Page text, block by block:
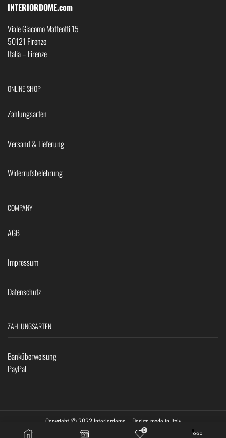
INTERIORDOME.com
Viale Giacomo Matteotti 15
50121 Firenze
Italia – Firenze
ONLINE SHOP
Zahlungsarten
Versand & Lieferung
Widerrufsbelehrung
COMPANY
AGB
Impressum
Datenschutz
ZAHLUNGSARTEN
Banküberweisung
PayPal
Copyright © 2023 Interiordome – Design made in Italy
0